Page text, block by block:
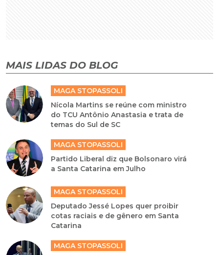
MAIS LIDAS DO BLOG
MAGA STOPASSOLI
Nícola Martins se reúne com ministro
do TCU Antônio Anastasia e trata de
temas do Sul de SC
MAGA STOPASSOLI
Partido Liberal diz que Bolsonaro virá
a Santa Catarina em Julho
MAGA STOPASSOLI
Deputado Jessé Lopes quer proibir
cotas raciais e de gênero em Santa
Catarina
MAGA STOPASSOLI